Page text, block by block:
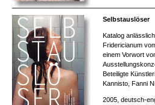
Selbstauslöser
Katalog
Fridericianum
einem Vorwort
Beteiligte
Kannisto, Fanni
2005, deutsch-